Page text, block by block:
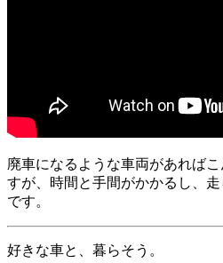
廃車になるような車両があれば
すが、時間と手間がかかるし、
です。
好きな車と、暮らそう。